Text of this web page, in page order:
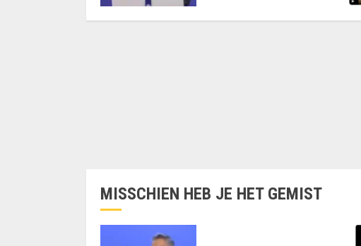
MISSCHIEN HEB JE HET GEMIST